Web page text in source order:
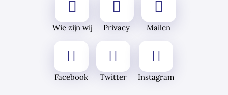
Wie zijn wij Privacy Mailen
Facebook Twitter Instagram